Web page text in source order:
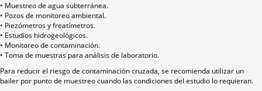
• Muestreo de agua subterránea.
• Pozos de monitoreo ambiental.
• Piezómetros y freatímetros.
• Estudios hidrogeológicos.
• Monitoreo de contaminación.
• Toma de muestras para análisis de laboratorio.
Para reducir el riesgo de contaminación cruzada, se recomienda utilizar un
bailer por punto de muestreo cuando las condiciones del estudio lo requieran.